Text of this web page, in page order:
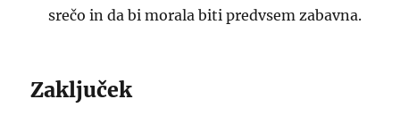
srečo in da bi morala biti predvsem zabavna.
Zaključek